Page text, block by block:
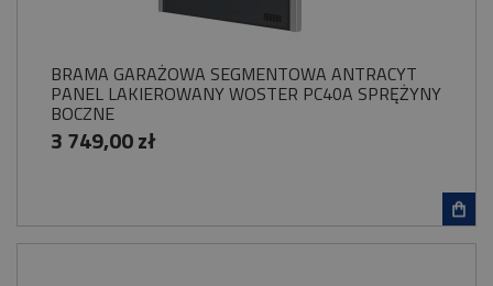
BRAMA GARAŻOWA SEGMENTOWA ANTRACYT
PANEL LAKIEROWANY WOSTER PC40A SPRĘŻYNY
BOCZNE
3 749,00 zł